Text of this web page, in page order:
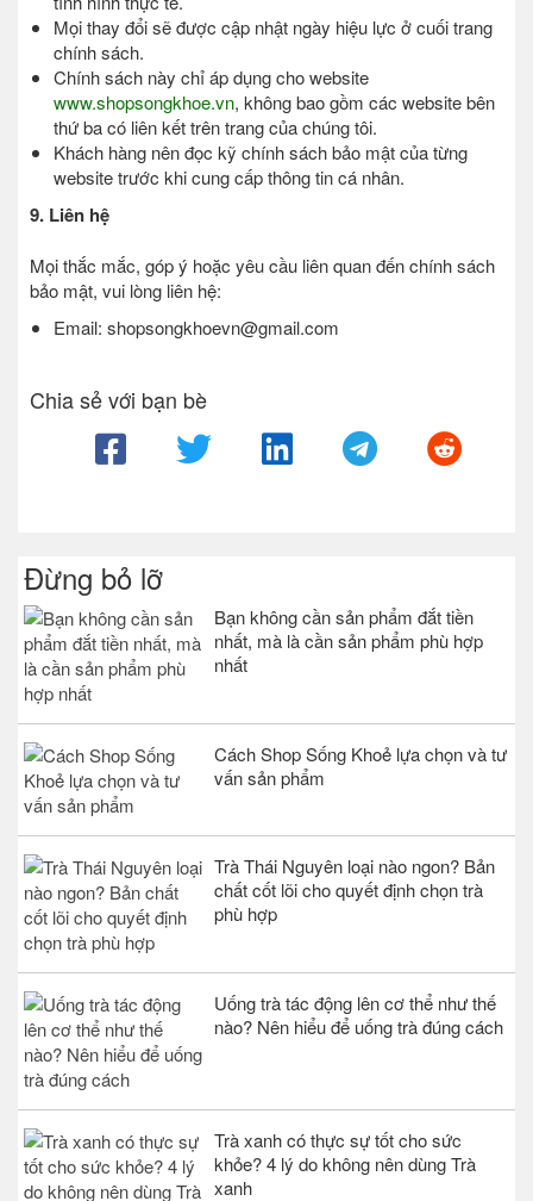
Mọi thay đổi sẽ được cập nhật ngày hiệu lực ở cuối trang
chính sách.
Chính sách này chỉ áp dụng cho website
www.shopsongkhoe.vn, không bao gồm các website bên
thứ ba có liên kết trên trang của chúng tôi.
Khách hàng nên đọc kỹ chính sách bảo mật của từng
website trước khi cung cấp thông tin cá nhân.
9. Liên hệ
Mọi thắc mắc, góp ý hoặc yêu cầu liên quan đến chính sách
bảo mật, vui lòng liên hệ:
Email: shopsongkhoevn@gmail.com
Chia sẻ với bạn bè
Đừng bỏ lỡ
Bạn không cần sản phẩm đắt tiền
nhất, mà là cần sản phẩm phù hợp
nhất
Cách Shop Sống Khoẻ lựa chọn và tư
vấn sản phẩm
Trà Thái Nguyên loại nào ngon? Bản
chất cốt lõi cho quyết định chọn trà
phù hợp
Uống trà tác động lên cơ thể như thế
nào? Nên hiểu để uống trà đúng cách
Trà xanh có thực sự tốt cho sức
khỏe? 4 lý do không nên dùng Trà
xanh